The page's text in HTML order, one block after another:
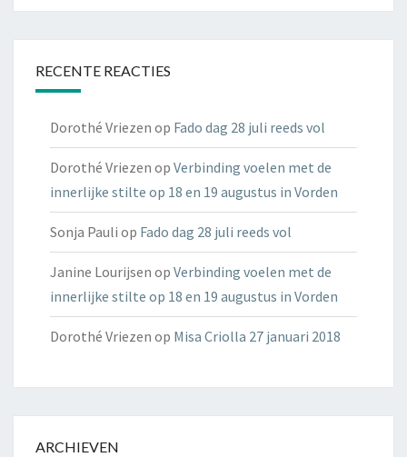
RECENTE REACTIES
Dorothé Vriezen op Fado dag 28 juli reeds vol
Dorothé Vriezen op Verbinding voelen met de
innerlijke stilte op 18 en 19 augustus in Vorden
Sonja Pauli op Fado dag 28 juli reeds vol
Janine Lourijsen op Verbinding voelen met de
innerlijke stilte op 18 en 19 augustus in Vorden
Dorothé Vriezen op Misa Criolla 27 januari 2018
ARCHIEVEN